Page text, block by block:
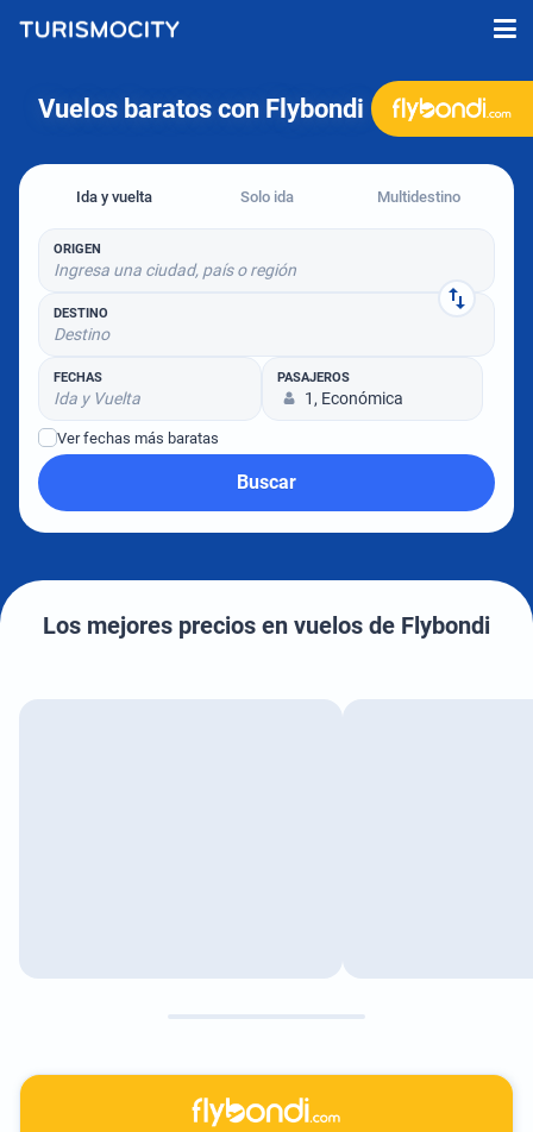
Vuelos baratos con Flybondi
Ida y vuelta Solo ida Multidestino
ORIGEN
Ingresa una ciudad, país o región
DESTINO
Destino
FECHAS
Ida y Vuelta
PASAJEROS
1, Económica
Ver fechas más baratas
Buscar
Los mejores precios en vuelos de Flybondi